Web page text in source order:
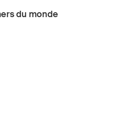
du monde